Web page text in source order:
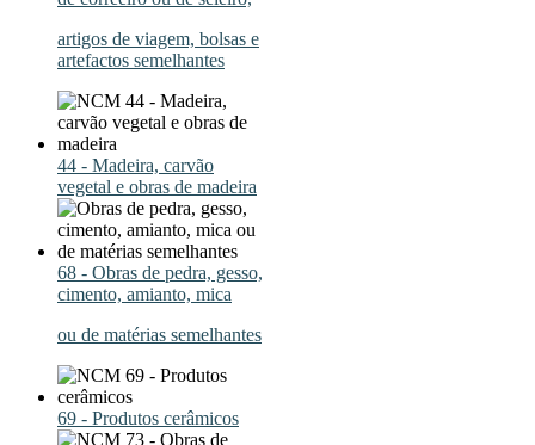
artigos de viagem, bolsas e
artefactos semelhantes
44 - Madeira, carvão
vegetal e obras de madeira
68 - Obras de pedra, gesso,
cimento, amianto, mica
ou de matérias semelhantes
69 - Produtos cerâmicos